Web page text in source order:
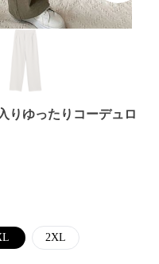
りゆったりコーデュロ
2XL